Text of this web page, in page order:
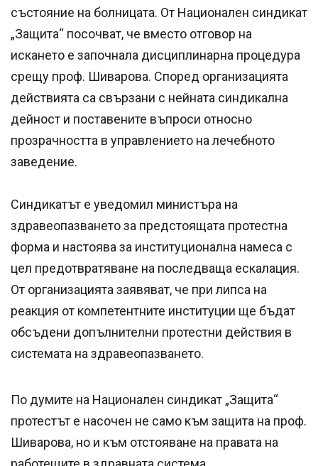
състояние на болницата. От Национален синдикат
„Защита“ посочват, че вместо отговор на
искането е започнала дисциплинарна процедура
срещу проф. Шиварова. Според организацията
действията са свързани с нейната синдикална
дейност и поставените въпроси относно
прозрачността в управлението на лечебното
заведение.
Синдикатът е уведомил министъра на
здравеопазването за предстоящата протестна
форма и настоява за институционална намеса с
цел предотвратяване на последваща ескалация.
От организацията заявяват, че при липса на
реакция от компетентните институции ще бъдат
обсъдени допълнителни протестни действия в
системата на здравеопазването.
По думите на Национален синдикат „Защита“
протестът е насочен не само към защита на проф.
Шиварова, но и към отстояване на правата на